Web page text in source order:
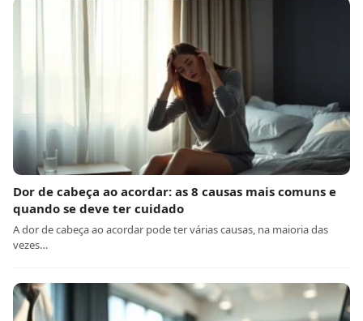
Dor de cabeça ao acordar: as 8 causas mais comuns e
quando se deve ter cuidado
A dor de cabeça ao acordar pode ter várias causas, na maioria das
vezes…